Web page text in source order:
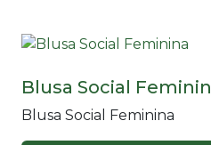
Blusa Social
Blusa Social Feminina